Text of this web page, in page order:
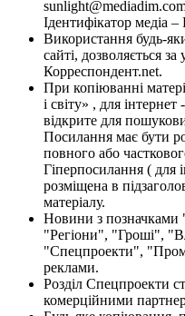
Ідентифікатор медіа
Використання будь-
сайті, дозволяється
Корреспондент.net.
При копіюванні
і світу» , для
відкрите для
Посилання має бути
повного або
Гіперпосилання ( для
розміщена в
матеріалу.
Новини з позначками
"Регіони", "Гроші",
"Спецпроекти",
реклами.
Розділ Спецпроекти
комерційними